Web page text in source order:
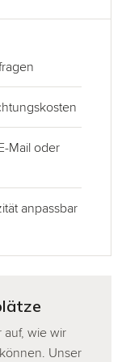
Mail oder
anpassbar
auf, wie wir
Unser